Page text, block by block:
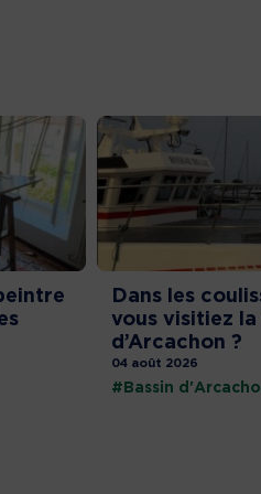
Dans les
vous visitiez la
d’Arcachon ?
04 août 2026
#Bassin